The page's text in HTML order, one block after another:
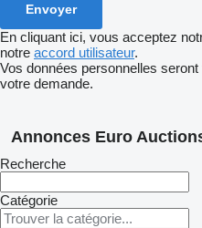
En cliquant ici, vous acceptez
notre accord utilisateur.
Vos données personnelles
votre demande.
Annonces Euro
Recherche
Catégorie